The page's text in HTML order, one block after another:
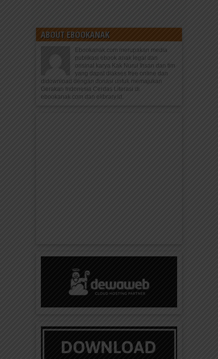
ABOUT EBOOKANAK
Ebookanak.com merupakan media
publikasi ebook anak legal dan
orisinal karya Kak Nurul Ihsan dan tim
yang dapat diakses free online dan
didownload dengan donasi untuk memajukan
Gerakan Indonesia Cerdas Literasi di
ebookanak.com dan elibrary.id.